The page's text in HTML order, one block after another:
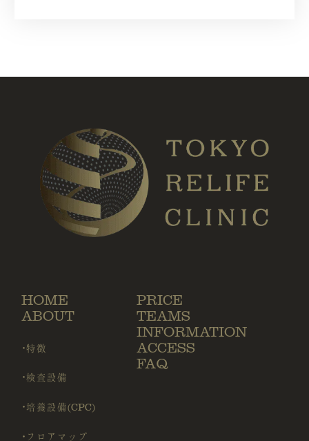
HOME
ABOUT
・特徴
・検査設備
・培養設備(CPC)
・フロアマップ
PRICE
TEAMS
INFORMATION
ACCESS
FAQ